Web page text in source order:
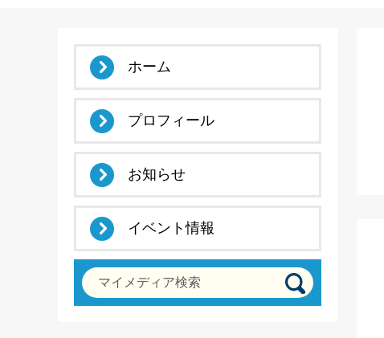
ホーム
プロフィール
お知らせ
イベント情報
マイメディア検索